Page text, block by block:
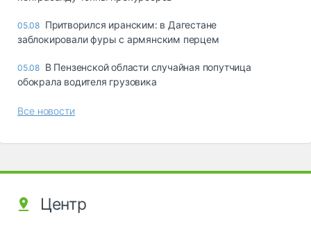
05.08 Притворился иранским: в Дагестане
заблокировали фуры с армянским перцем
05.08 В Пензенской области случайная попутчица
обокрала водителя грузовика
Все новости
Центр